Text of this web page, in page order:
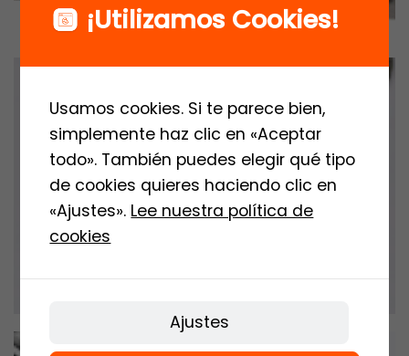
¡Utilizamos Cookies!
Usamos cookies. Si te parece bien,
simplemente haz clic en «Aceptar
todo». También puedes elegir qué tipo
de cookies quieres haciendo clic en
«Ajustes». Lee nuestra política de
cookies
Ajustes